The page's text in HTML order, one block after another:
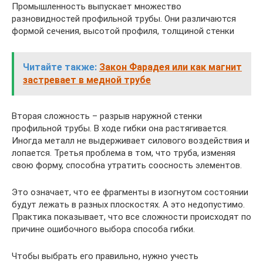
Промышленность выпускает множество
разновидностей профильной трубы. Они различаются
формой сечения, высотой профиля, толщиной стенки
Читайте также: Закон Фарадея или как магнит
застревает в медной трубе
Вторая сложность – разрыв наружной стенки
профильной трубы. В ходе гибки она растягивается.
Иногда металл не выдерживает силового воздействия и
лопается. Третья проблема в том, что труба, изменяя
свою форму, способна утратить соосность элементов.
Это означает, что ее фрагменты в изогнутом состоянии
будут лежать в разных плоскостях. А это недопустимо.
Практика показывает, что все сложности происходят по
причине ошибочного выбора способа гибки.
Чтобы выбрать его правильно, нужно учесть